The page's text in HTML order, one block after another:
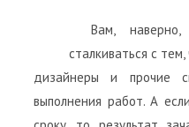
Вам, наверно,
сталкиваться с
дизайнеры и прочие
выполнения работ. А